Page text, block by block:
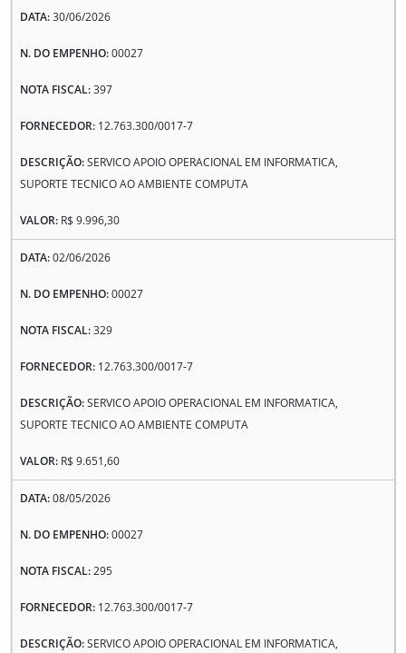
30/06/2026
00027
397
12.763.300/0017-7
SERVICO APOIO OPERACIONAL EM INFORMATICA,
SUPORTE TECNICO AO AMBIENTE COMPUTA
R$ 9.996,30
02/06/2026
00027
329
12.763.300/0017-7
SERVICO APOIO OPERACIONAL EM INFORMATICA,
SUPORTE TECNICO AO AMBIENTE COMPUTA
R$ 9.651,60
08/05/2026
00027
295
12.763.300/0017-7
SERVICO APOIO OPERACIONAL EM INFORMATICA,